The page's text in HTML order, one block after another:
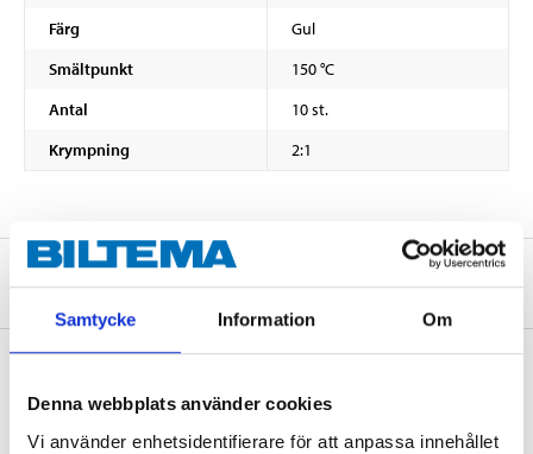
Samtycke Information Om
Denna webbplats använder cookies
Vi använder enhetsidentifierare för att anpassa innehållet
Färg
Gul
Smältpunkt
150 °C
Antal
10 st.
Krympning
2:1
Om tillverkaren